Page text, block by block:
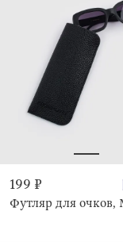
199 ₽
Футляр для очков,